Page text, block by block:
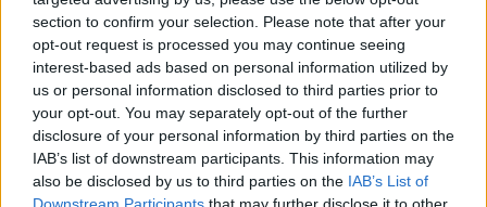
section to confirm your selection. Please note that after your
opt-out request is processed you may continue seeing
interest-based ads based on personal information utilized by
us or personal information disclosed to third parties prior to
your opt-out. You may separately opt-out of the further
disclosure of your personal information by third parties on the
IAB’s list of downstream participants. This information may
also be disclosed by us to third parties on the IAB’s List of
Erdogan continua a sfidare l'Occidente
Libano, collasso economico e guerra civile
Johnson, da Trump a Biden alla Brexit
L'AUKUS e il Quad
Biden, primo presidente USA non in guerra
Papa Bergoglio vedrà Viktor Orbán
Bennet, un giorno in attesa di Biden
Il ritorno dei talebani
​La lenta agonia del Libano
Sudafrica, è allarme alimentare